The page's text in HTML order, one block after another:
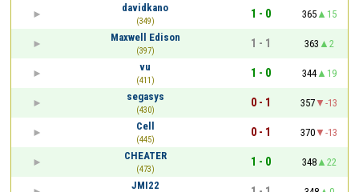
davidkano
(349)
1 - 0 365
15
Maxwell Edison
(397)
1 - 1 363
2
vu
(411)
1 - 0 344
19
segasys
(430)
0 - 1 357
-13
Cell
(445)
0 - 1 370
-13
CHEATER
(473)
1 - 0 348
22
JMI22